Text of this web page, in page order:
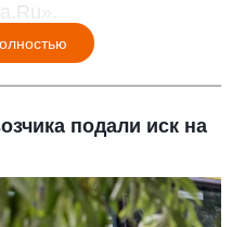
подали иск на